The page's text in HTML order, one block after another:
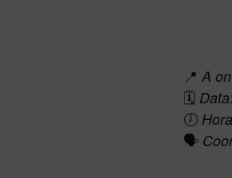
📍A
🗓️
🕖
🗣️